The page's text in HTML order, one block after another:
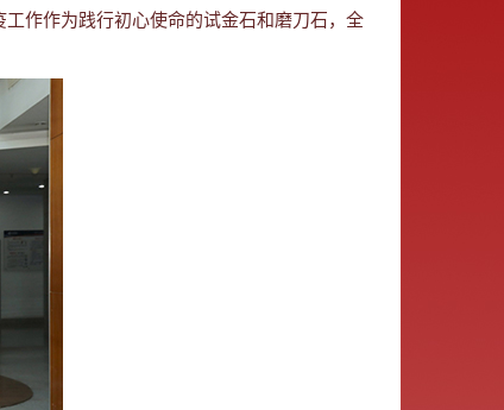
作作为践行初心使命的试金石和磨刀石，全